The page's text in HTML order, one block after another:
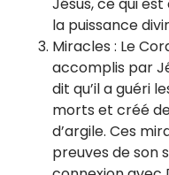
la puissance
Miracles : Le
accomplis par
dit qu’il a guéri
morts et créé
d’argile. Ces
preuves de son